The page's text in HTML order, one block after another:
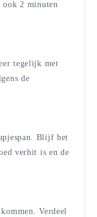
ook 2 minuten
tegelijk met
de
Blijf het
verhit is en de
Verdeel